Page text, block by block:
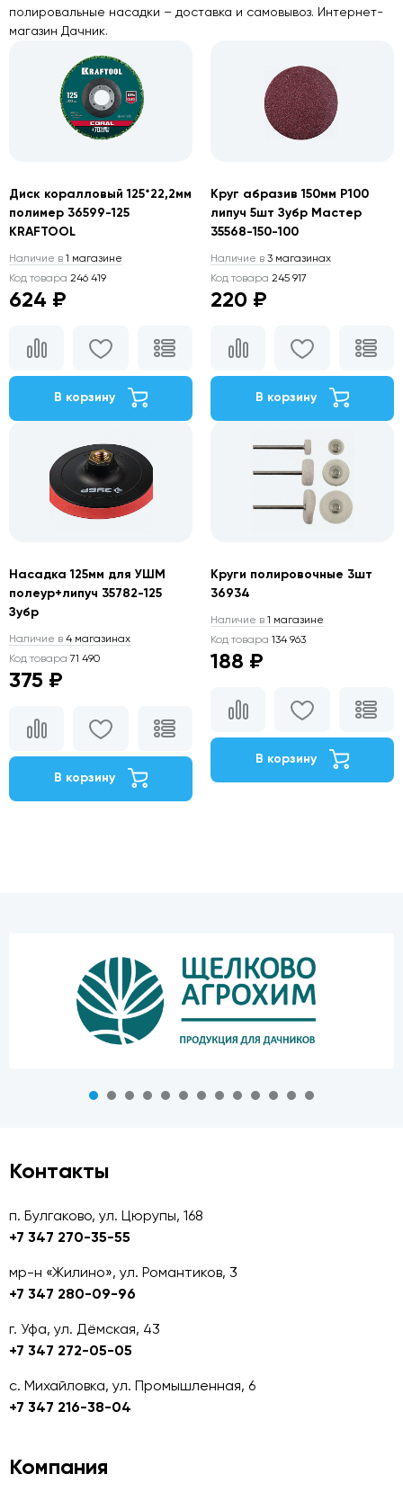
полировальные насадки – доставка и самовывоз. Интернет-
магазин Дачник.
Диск коралловый 125*22,2мм
полимер 36599-125
KRAFTOOL
Наличие в 1 магазине
Код товара 246 419
624 ₽
В корзину
Круг абразив 150мм Р100
липуч 5шт Зубр Мастер
35568-150-100
Наличие в 3 магазинах
Код товара 245 917
220 ₽
В корзину
Насадка 125мм для УШМ
полеур+липуч 35782-125
Зубр
Наличие в 4 магазинах
Код товара 71 490
375 ₽
В корзину
Круги полировочные 3шт
36934
Наличие в 1 магазине
Код товара 134 963
188 ₽
В корзину
Контакты
п. Булгаково, ул. Цюрупы, 168
+7 347 270-35-55
мр-н «Жилино», ул. Романтиков, 3
+7 347 280-09-96
г. Уфа, ул. Дёмская, 43
+7 347 272-05-05
с. Михайловка, ул. Промышленная, 6
+7 347 216-38-04
Компания